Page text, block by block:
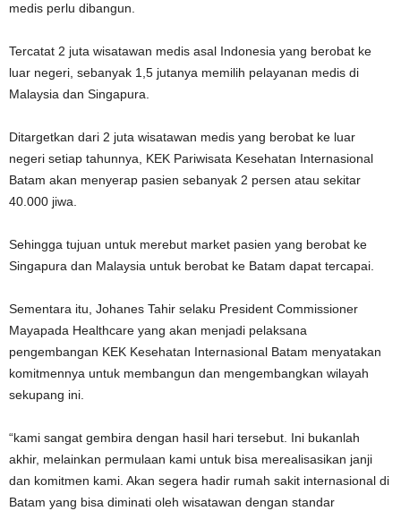
medis perlu dibangun.
Tercatat 2 juta wisatawan medis asal Indonesia yang berobat ke
luar negeri, sebanyak 1,5 jutanya memilih pelayanan medis di
Malaysia dan Singapura.
Ditargetkan dari 2 juta wisatawan medis yang berobat ke luar
negeri setiap tahunnya, KEK Pariwisata Kesehatan Internasional
Batam akan menyerap pasien sebanyak 2 persen atau sekitar
40.000 jiwa.
Sehingga tujuan untuk merebut market pasien yang berobat ke
Singapura dan Malaysia untuk berobat ke Batam dapat tercapai.
Sementara itu, Johanes Tahir selaku President Commissioner
Mayapada Healthcare yang akan menjadi pelaksana
pengembangan KEK Kesehatan Internasional Batam menyatakan
komitmennya untuk membangun dan mengembangkan wilayah
sekupang ini.
“kami sangat gembira dengan hasil hari tersebut. Ini bukanlah
akhir, melainkan permulaan kami untuk bisa merealisasikan janji
dan komitmen kami. Akan segera hadir rumah sakit internasional di
Batam yang bisa diminati oleh wisatawan dengan standar